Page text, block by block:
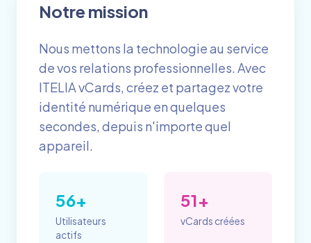
Notre mission
Nous mettons la technologie au service
de vos relations professionnelles. Avec
ITELIA vCards, créez et partagez votre
identité numérique en quelques
secondes, depuis n'importe quel
appareil.
56+
Utilisateurs
actifs
51+
vCards créées